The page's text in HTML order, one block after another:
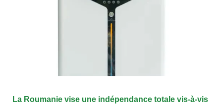
La Roumanie vise une indépendance totale vis-à-vis